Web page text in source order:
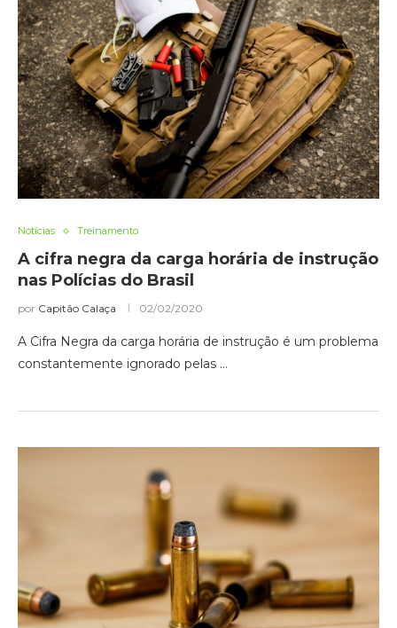
Notícias Treinamento
A cifra negra da carga horária de instrução
nas Polícias do Brasil
por Capitão Calaça 02/02/2020
A Cifra Negra da carga horária de instrução é um problema
constantemente ignorado pelas …